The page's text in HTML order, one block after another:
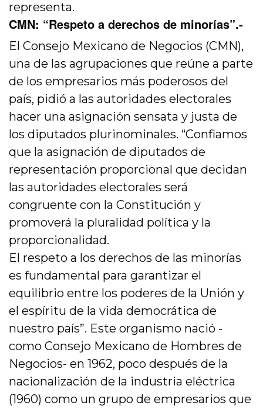
representa.
CMN: “Respeto a derechos de minorías”.-
El Consejo Mexicano de Negocios (CMN),
una de las agrupaciones que reúne a parte
de los empresarios más poderosos del
país, pidió a las autoridades electorales
hacer una asignación sensata y justa de
los diputados plurinominales. “Confiamos
que la asignación de diputados de
representación proporcional que decidan
las autoridades electorales será
congruente con la Constitución y
promoverá la pluralidad política y la
proporcionalidad.
El respeto a los derechos de las minorías
es fundamental para garantizar el
equilibrio entre los poderes de la Unión y
el espíritu de la vida democrática de
nuestro país”. Este organismo nació -
como Consejo Mexicano de Hombres de
Negocios- en 1962, poco después de la
nacionalización de la industria eléctrica
(1960) como un grupo de empresarios que